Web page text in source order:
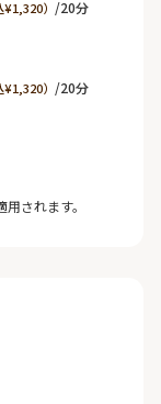
¥1,320） /20分
¥1,320） /20分
されます。